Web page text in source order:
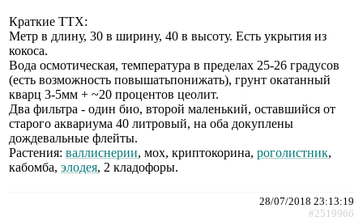
Краткие ТТХ:
Метр в длину, 30 в ширину, 40 в высоту. Есть укрытия из
кокоса.
Вода осмотическая, температура в пределах 25-26 градусов
(есть возможность повышатьпонижать), грунт окатанный
кварц 3-5мм + ~20 процентов цеолит.
Два фильтра - один био, второй маленький, оставшийся от
старого аквариума 40 литровый, на оба докуплены
дождевальные флейты.
Растения: валлиснерии, мох, криптокорина, роголистник,
кабомба, элодея, 2 кладофоры.
28/07/2018 23:13:19
#2519966